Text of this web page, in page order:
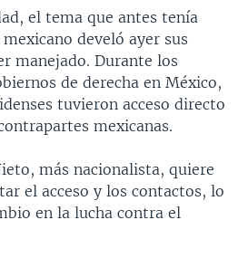
el tema que antes tenía
develó ayer sus
manejado. Durante los
de derecha en México,
tuvieron acceso directo
mexicanas.
más nacionalista, quiere
el acceso y los contactos, lo
en la lucha contra el